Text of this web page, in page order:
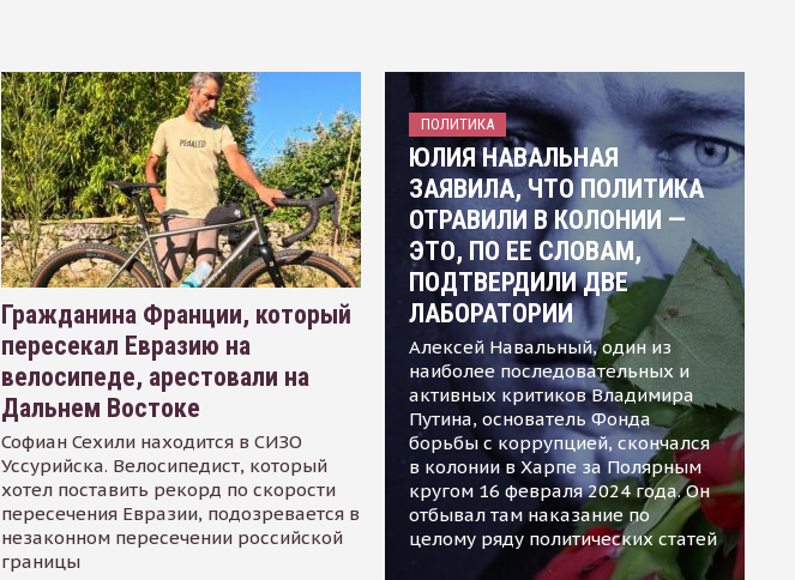
Гражданина Франции, который
пересекал Евразию на
велосипеде, арестовали на
Дальнем Востоке
Софиан Сехили находится в СИЗО
Уссурийска. Велосипедист, который
хотел поставить рекорд по скорости
пересечения Евразии, подозревается в
незаконном пересечении российской
границы
ПОЛИТИКА
ЮЛИЯ НАВАЛЬНАЯ
ЗАЯВИЛА, ЧТО ПОЛИТИКА
ОТРАВИЛИ В КОЛОНИИ —
ЭТО, ПО ЕЕ СЛОВАМ,
ПОДТВЕРДИЛИ ДВЕ
ЛАБОРАТОРИИ
Алексей Навальный, один из
наиболее последовательных и
активных критиков Владимира
Путина, основатель Фонда
борьбы с коррупцией, скончался
в колонии в Харпе за Полярным
кругом 16 февраля 2024 года. Он
отбывал там наказание по
целому ряду политических статей